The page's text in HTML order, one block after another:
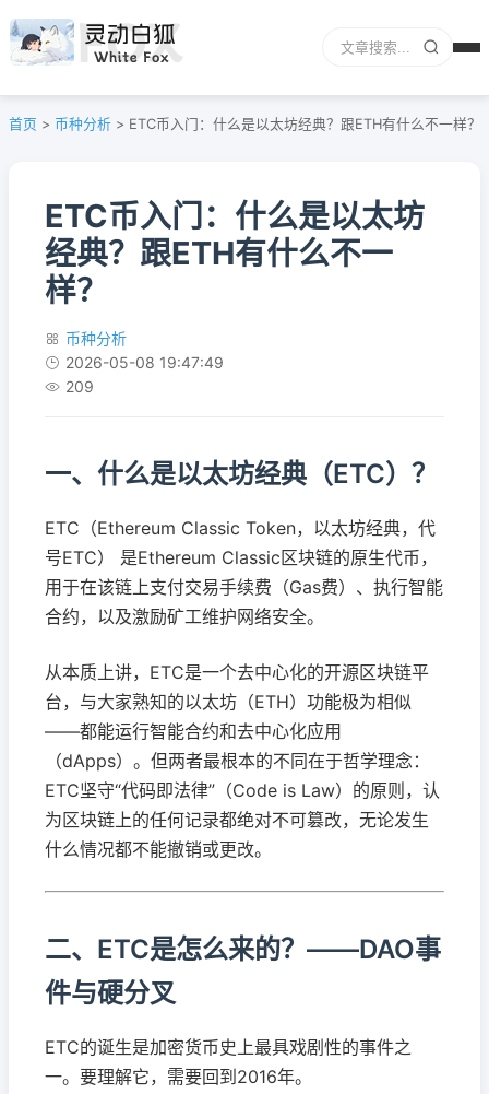
首页 > 币种分析 > ETC币入门：什么是以太坊经典？跟ETH有什么不一样？
ETC币入门：什么是以太坊
经典？跟ETH有什么不一
样？
币种分析
2026-05-08 19:47:49
209
一、什么是以太坊经典（ETC）？
ETC（Ethereum Classic Token，以太坊经典，代
号ETC） 是Ethereum Classic区块链的原生代币，
用于在该链上支付交易手续费（Gas费）、执行智能
合约，以及激励矿工维护网络安全。
从本质上讲，ETC是一个去中心化的开源区块链平
台，与大家熟知的以太坊（ETH）功能极为相似
——都能运行智能合约和去中心化应用
（dApps）。但两者最根本的不同在于哲学理念：
ETC坚守“代码即法律”（Code is Law）的原则，认
为区块链上的任何记录都绝对不可篡改，无论发生
什么情况都不能撤销或更改。
二、ETC是怎么来的？——DAO事
件与硬分叉
ETC的诞生是加密货币史上最具戏剧性的事件之
一。要理解它，需要回到2016年。